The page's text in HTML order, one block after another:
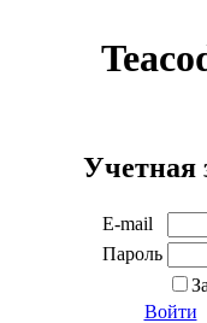
Учетная
E-mail
Пароль
Войти